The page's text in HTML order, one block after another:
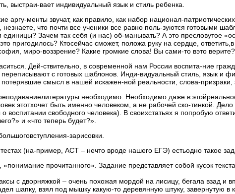
выстраи-вает индивидуальный язык и стиль ребенка.
аргу-менты звучат, как правило, как набор национал-
что почти все ученики все равно поль-зуются готовыми
единицы? Зачем так себя (и нас) об-манывать? А это пресловутое
пригодилось? Ктосейчас сможет, положа руку на сердце,
миро-воззрение? Какие громкие слова! Вы сами-то вэто
Дей-ствительно, в современной нам России воспита-ние
с готовых шаблонов. Инди-видуальный стиль, язык и
смысл в нашей искажен-ной реальности, слова-призраки,
необходимо. Необходимо даже в
этотхочет быть именно человеком, а не рабочей ско-тинкой.
свободного человека). В своихстатьях я попробую
и «что теперь будет?».
зарисовки.
(на-пример, ACT – нечто вроде нашего ЕГЭ) естьодно такое
прочитанного». Задание представляет собой кусок
с дворняжкой – очень похожая мордой на лисицу, бегала взад и
шапку, взял под мышку какую-то деревянную штуку, завернутую в